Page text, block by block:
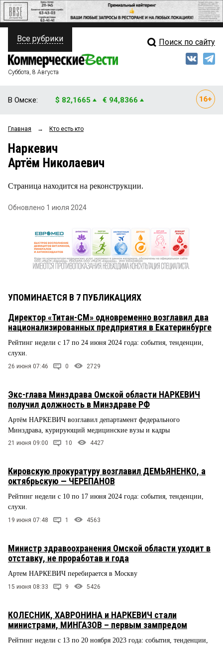
ПОЛИТИКА
ФИНАНСЫ
ОБЩЕСТВО
ЗАКОН
Свежий выпуск
Все рубрики Поиск по сайту
Суббота, 8 Августа
В Омске: $ 82,1665 € 94,8366
Главная → Кто есть кто
Наркевич
Артём Николаевич
Страница находится на реконструкции.
Обновлено 1 июля 2024
УПОМИНАЕТСЯ В 7 ПУБЛИКАЦИЯХ
Директор «Титан-СМ» одновременно возглавил два
национализированных предприятия в Екатеринбурге
Рейтинг недели с 17 по 24 июня 2024 года: события, тенденции,
слухи.
26 июня 07:46 0 2729
Экс-глава Минздрава Омской области НАРКЕВИЧ
получил должность в Минздраве РФ
Артём НАРКЕВИЧ возглавил департамент федерального
Минздрава, курирующий медицинские вузы и кадры
21 июня 09:00 10 4427
Кировскую прокуратуру возглавил ДЕМЬЯНЕНКО, а
октябрьскую — ЧЕРЕПАНОВ
Рейтинг недели с 10 по 17 июня 2024 года: события, тенденции,
слухи.
19 июня 07:48 1 4563
Министр здравоохранения Омской области уходит в
отставку, не проработав и года
Артем НАРКЕВИЧ перебирается в Москву
15 июня 08:33 9 5426
КОЛЕСНИК, ХАВРОНИНА и НАРКЕВИЧ стали
министрами, МИНГАЗОВ – первым зампредом
Рейтинг недели с 13 по 20 ноября 2023 года: события, тенденции,